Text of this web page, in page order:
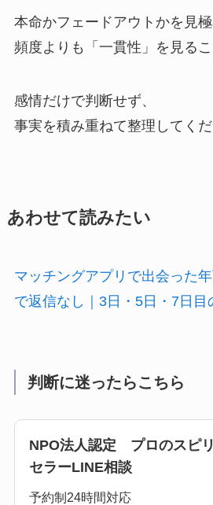
本命かフェードアウトかを見極
頻度よりも「一貫性」を見るこ
感情だけで判断せず、
事実を積み重ねて整理してくだ
あわせて読みたい
マッチングアプリで出会った
で返信なし｜3日・5日・7日目
判断に迷ったらこちら
NPO法人認定 プロのスピ
セラーLINE相談
予約制24時間対応